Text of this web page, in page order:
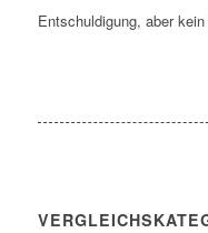
Entschuldigung, aber